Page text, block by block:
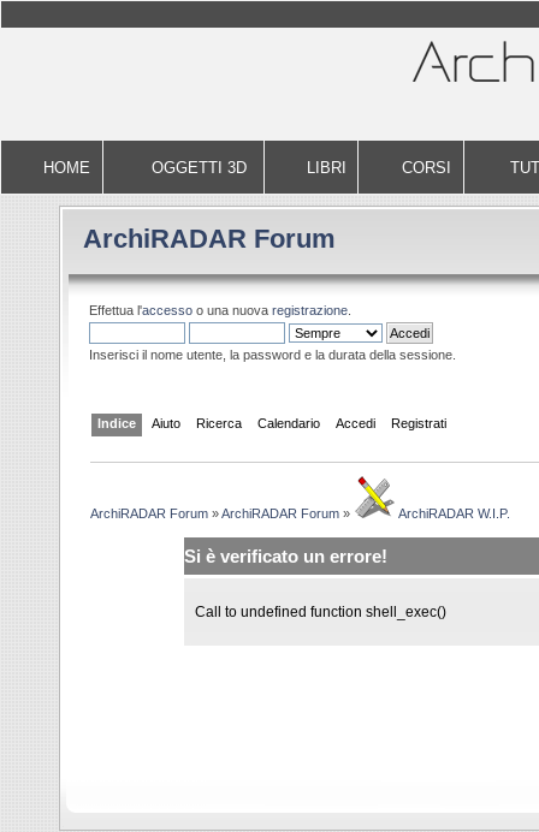
HOME OGGETTI 3D LIBRI CORSI
ArchiRADAR Forum
Effettua l'accesso o una nuova registrazione.
Inserisci il nome utente, la password e la durata della sessione.
Indice Aiuto Ricerca Calendario Accedi Registrati
ArchiRADAR Forum »ArchiRADAR Forum » ArchiRADAR W.I.P.
Si è verificato un errore!
Call to undefined function shell_exec()